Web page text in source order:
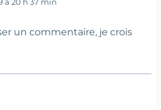
à 20 h 37 min
un commentaire, je crois